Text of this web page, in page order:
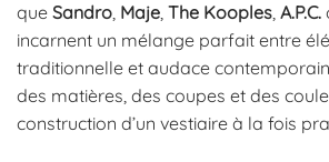
que Sandro, Maje, The Kooples, A.P.C.
incarnent un mélange parfait entre
traditionnelle et audace
des matières, des coupes et des
construction d’un vestiaire à la fois